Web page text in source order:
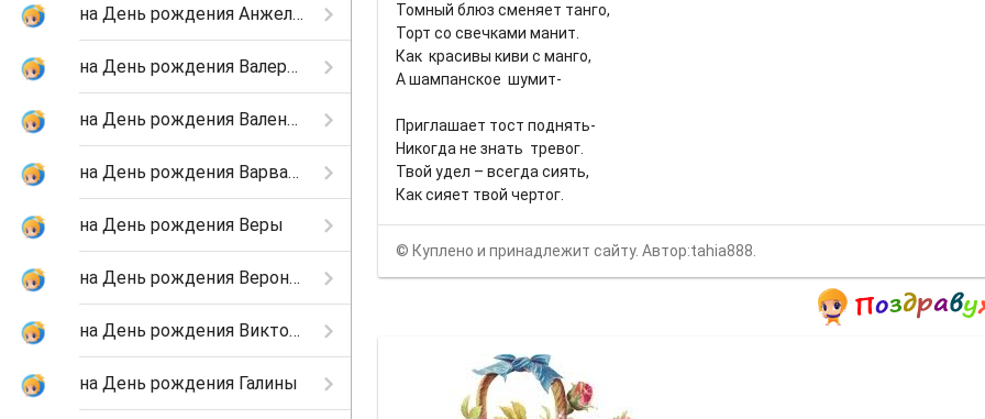
на День рождения Анжелы
на День рождения Валерии
на День рождения Валентины
на День рождения Варвары
на День рождения Веры
на День рождения Вероники
на День рождения Виктории
на День рождения Галины
Томный блюз сменяет танго,
Торт со свечками манит.
Как красивы киви с манго,
А шампанское шумит-
Приглашает тост поднять-
Никогда не знать тревог.
Твой удел – всегда сиять,
Как сияет твой чертог.
© Куплено и принадлежит сайту. Автор:tahia888.